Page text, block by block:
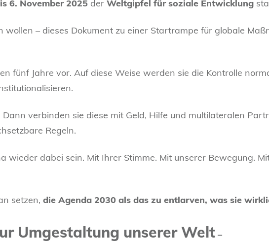
6. November 2025 der Weltgipfel für soziale Entwicklung
– dieses Dokument zu einer Startrampe für globale
fünf Jahre vor. Auf diese Weise werden sie die Kontrolle
verbinden sie diese mit Geld, Hilfe und multilateralen
Regeln.
wieder dabei sein. Mit Ihrer Stimme. Mit unserer Bewegung.
setzen, die Agenda 2030 als das zu entlarven, was sie
Umgestaltung unserer Welt –